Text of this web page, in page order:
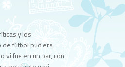
y los
de fútbol pudiera
vi fue en un bar, con